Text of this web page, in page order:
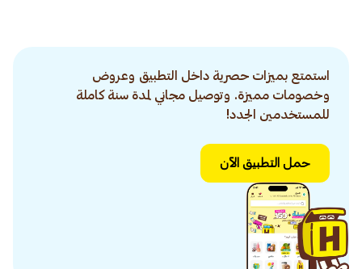
استمتع بميزات حصرية داخل التطبيق وعروض
وخصومات مميزة. وتوصيل مجاني لمدة سنة كاملة
للمستخدمين الجدد!
حمل التطبيق الآن